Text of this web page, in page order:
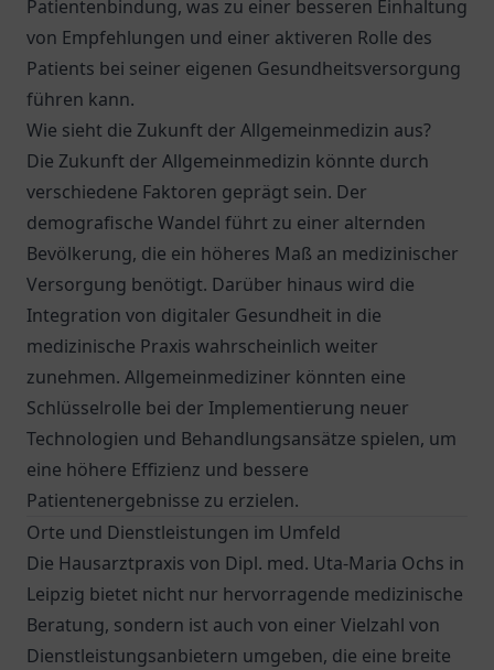
Patientenbindung, was zu einer besseren Einhaltung
von Empfehlungen und einer aktiveren Rolle des
Patients bei seiner eigenen Gesundheitsversorgung
führen kann.
Wie sieht die Zukunft der Allgemeinmedizin aus?
Die Zukunft der Allgemeinmedizin könnte durch
verschiedene Faktoren geprägt sein. Der
demografische Wandel führt zu einer alternden
Bevölkerung, die ein höheres Maß an medizinischer
Versorgung benötigt. Darüber hinaus wird die
Integration von digitaler Gesundheit in die
medizinische Praxis wahrscheinlich weiter
zunehmen. Allgemeinmediziner könnten eine
Schlüsselrolle bei der Implementierung neuer
Technologien und Behandlungsansätze spielen, um
eine höhere Effizienz und bessere
Patientenergebnisse zu erzielen.
Orte und Dienstleistungen im Umfeld
Die Hausarztpraxis von Dipl. med. Uta-Maria Ochs in
Leipzig bietet nicht nur hervorragende medizinische
Beratung, sondern ist auch von einer Vielzahl von
Dienstleistungsanbietern umgeben, die eine breite